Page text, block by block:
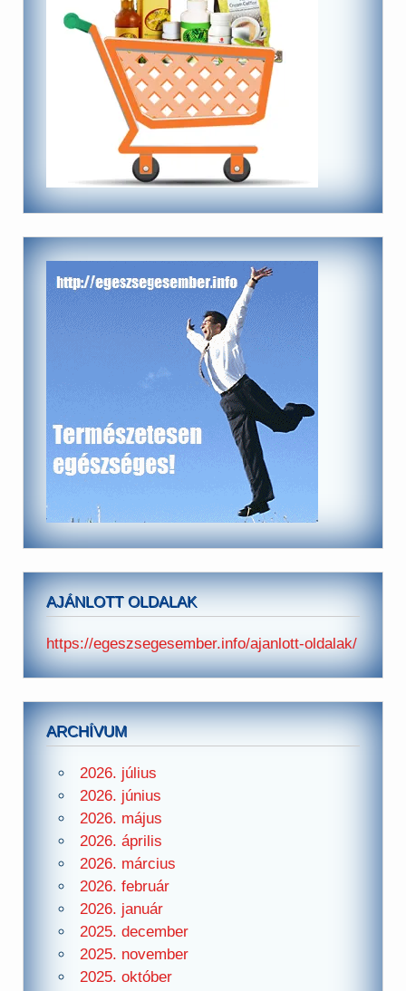
AJÁNLOTT OLDALAK
https://egeszsegesember.info/ajanlott-oldalak/
ARCHÍVUM
2026. július
2026. június
2026. május
2026. április
2026. március
2026. február
2026. január
2025. december
2025. november
2025. október